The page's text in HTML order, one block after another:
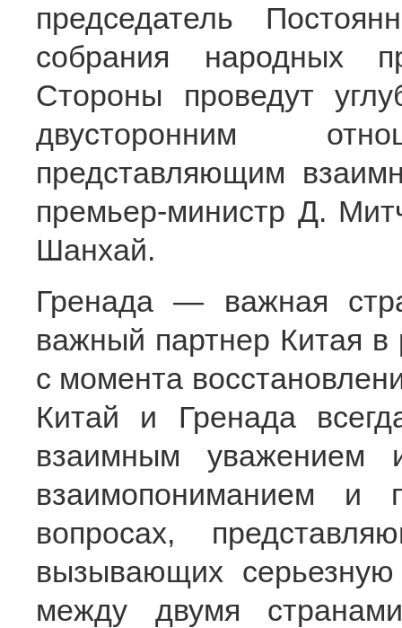
председатель
собрания народных
Стороны проведут
двусторонним
представляющим
премьер-министр Д.
Шанхай.
Гренада — важная
важный партнер Китая
с момента
Китай и Гренада
взаимным уважением
взаимопониманием и
вопросах,
вызывающих
между двумя